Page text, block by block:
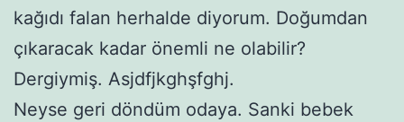
kağıdı falan herhalde diyorum. Doğumdan
çıkaracak kadar önemli ne olabilir?
Dergiymiş. Asjdfjkghşfghj.
Neyse geri döndüm odaya. Sanki bebek